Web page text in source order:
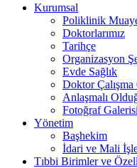
Kurumsal
Poliklinik
Doktorlarımız
Tarihçe
Organizasyon
Evde Sağlık
Doktor Çalışma
Anlaşmalı
Fotoğraf Galerisi
Yönetim
Başhekim
İdari ve Mali
Tıbbi Birimler ve